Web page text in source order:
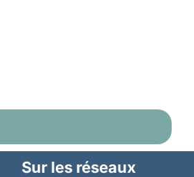
Sur les réseaux